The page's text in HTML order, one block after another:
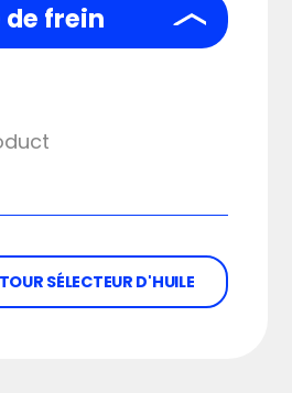
de frein
SÉLECTEUR D'HUILE